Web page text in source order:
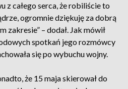
z całego serca, że robiliście to
ogromnie dziękuję za dobrą
zakresie” – dodał. Jak mówił
spotkań jego rozmówcy
się po wybuchu wojny.
że 15 maja skierował do